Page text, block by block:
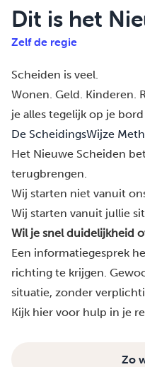
Dit is het
Zelf de regie
Scheiden is veel.
Wonen. Geld. Kinderen.
je alles tegelijk op je
De ScheidingsWijze
Het Nieuwe Scheiden
terugbrengen.
Wij starten niet vanuit
Wij starten vanuit jullie
Wil je snel duidelijkheid
Een informatiegesprek
richting te krijgen.
situatie, zonder
Kijk hier voor hulp in je
Zo